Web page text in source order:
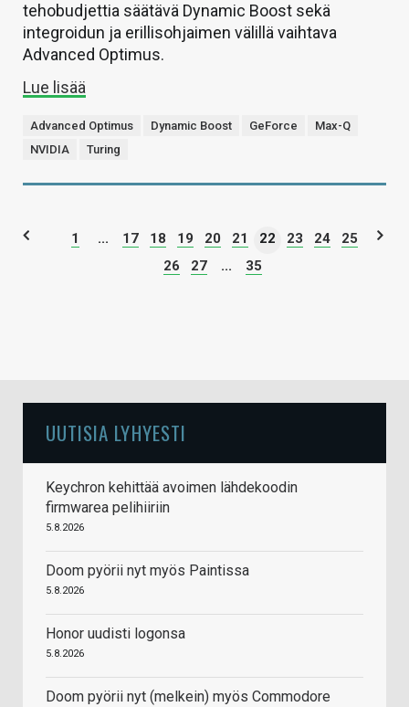
tehobudjettia säätävä Dynamic Boost sekä
integroidun ja erillisohjaimen välillä vaihtava
Advanced Optimus.
Lue lisää
Advanced Optimus Dynamic Boost GeForce
Max-Q
NVIDIA
Turing
1 ... 17 18 19 20 21 22 23 24
25
26
27 ... 35
UUTISIA LYHYESTI
Keychron kehittää avoimen lähdekoodin
firmwarea pelihiiriin
5.8.2026
Doom pyörii nyt myös Paintissa
5.8.2026
Honor uudisti logonsa
5.8.2026
Doom pyörii nyt (melkein) myös Commodore